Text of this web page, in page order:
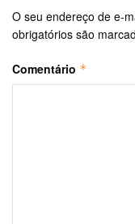
O seu endereço de e-
obrigatórios são
Comentário *